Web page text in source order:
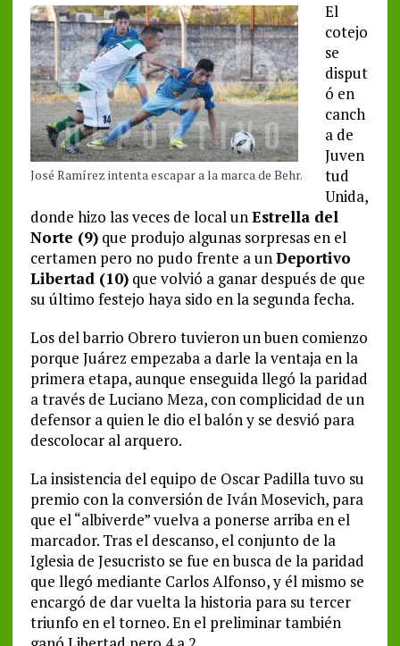
José Ramírez intenta escapar a la marca de Behr.
El
cotejo
se
disput
ó en
canch
a de
Juven
tud
Unida,
donde hizo las veces de local unEstrella del
Norte (9)que produjo algunas sorpresas en el
certamen pero no pudo frente a unDeportivo
Libertad (10)que volvió a ganar después de que
su último festejo haya sido en la segunda fecha.
Los del barrio Obrero tuvieron un buen comienzo
porque Juárez empezaba a darle la ventaja en la
primera etapa, aunque enseguida llegó la paridad
a través de Luciano Meza, con complicidad de un
defensor a quien le dio el balón y se desvió para
descolocar al arquero.
La insistencia del equipo de Oscar Padilla tuvo su
premio con la conversión de Iván Mosevich, para
que el “albiverde” vuelva a ponerse arriba en el
marcador. Tras el descanso, el conjunto de la
Iglesia de Jesucristo se fue en busca de la paridad
que llegó mediante Carlos Alfonso, y él mismo se
encargó de dar vuelta la historia para su tercer
triunfo en el torneo. En el preliminar también